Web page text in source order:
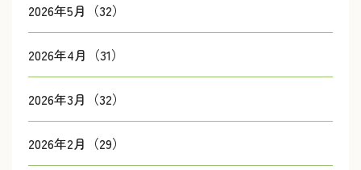
2026年5月（32）
2026年4月（31）
2026年3月（32）
2026年2月（29）